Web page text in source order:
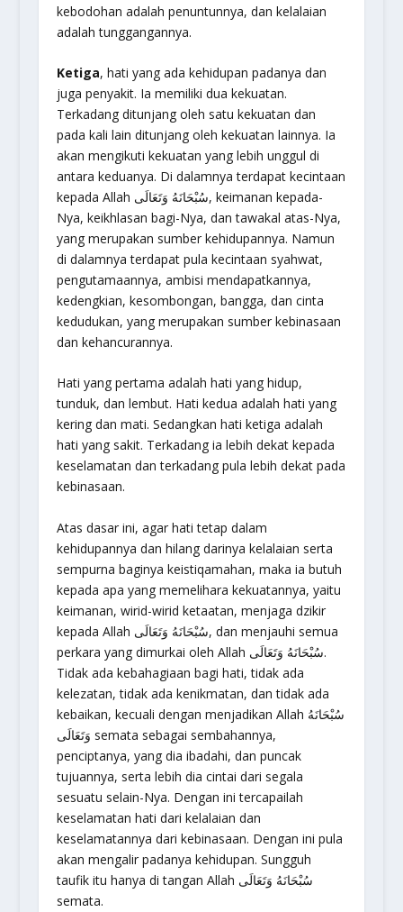
kebodohan adalah penuntunnya, dan kelalaian
adalah tunggangannya.
Ketiga, hati yang ada kehidupan padanya dan
juga penyakit. Ia memiliki dua kekuatan.
Terkadang ditunjang oleh satu kekuatan dan
pada kali lain ditunjang oleh kekuatan lainnya. Ia
akan mengikuti kekuatan yang lebih unggul di
antara keduanya. Di dalamnya terdapat kecintaan
kepada Allah سُبْحَانَهُ وَتَعَالَى, keimanan kepada-
Nya, keikhlasan bagi-Nya, dan tawakal atas-Nya,
yang merupakan sumber kehidupannya. Namun
di dalamnya terdapat pula kecintaan syahwat,
pengutamaannya, ambisi mendapatkannya,
kedengkian, kesombongan, bangga, dan cinta
kedudukan, yang merupakan sumber kebinasaan
dan kehancurannya.
Hati yang pertama adalah hati yang hidup,
tunduk, dan lembut. Hati kedua adalah hati yang
kering dan mati. Sedangkan hati ketiga adalah
hati yang sakit. Terkadang ia lebih dekat kepada
keselamatan dan terkadang pula lebih dekat pada
kebinasaan.
Atas dasar ini, agar hati tetap dalam
kehidupannya dan hilang darinya kelalaian serta
sempurna baginya keistiqamahan, maka ia butuh
kepada apa yang memelihara kekuatannya, yaitu
keimanan, wirid-wirid ketaatan, menjaga dzikir
kepada Allah سُبْحَانَهُ وَتَعَالَى, dan menjauhi semua
perkara yang dimurkai oleh Allah سُبْحَانَهُ وَتَعَالَى.
Tidak ada kebahagiaan bagi hati, tidak ada
kelezatan, tidak ada kenikmatan, dan tidak ada
kebaikan, kecuali dengan menjadikan Allah سُبْحَانَهُ
وَتَعَالَى semata sebagai sembahannya,
penciptanya, yang dia ibadahi, dan puncak
tujuannya, serta lebih dia cintai dari segala
sesuatu selain-Nya. Dengan ini tercapailah
keselamatan hati dari kelalaian dan
keselamatannya dari kebinasaan. Dengan ini pula
akan mengalir padanya kehidupan. Sungguh
taufik itu hanya di tangan Allah سُبْحَانَهُ وَتَعَالَى
semata.